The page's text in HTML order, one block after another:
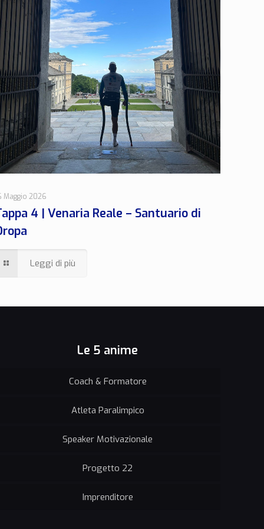
Maggio 2026
4 | Venaria Reale – Santuario di
Leggi di più
Le 5 anime
Coach & Formatore
Atleta Paralimpico
Speaker Motivazionale
Progetto 22
Imprenditore